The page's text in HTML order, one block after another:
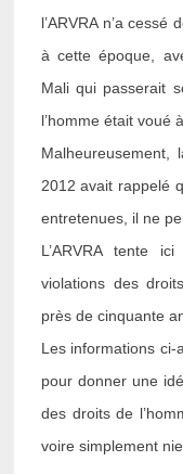
l’ARVRA n’a cessé
à cette époque,
Mali qui passerait
l’homme était voué à
2012 avait rappelé
entretenues, il ne
L’ARVRA tente
violations des
près de cinquante
Les informations
pour donner une
des droits de
voire simplement